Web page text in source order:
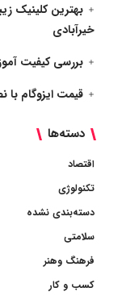
بهترین کلینیک
خیرآبادی
بررسی کیفیت
قیمت ایزوگام
دسته‌ها
اقتصاد
تکنولوژی
دسته‌بندی نشده
سلامتی
فرهنگ وهنر
کسب و کار